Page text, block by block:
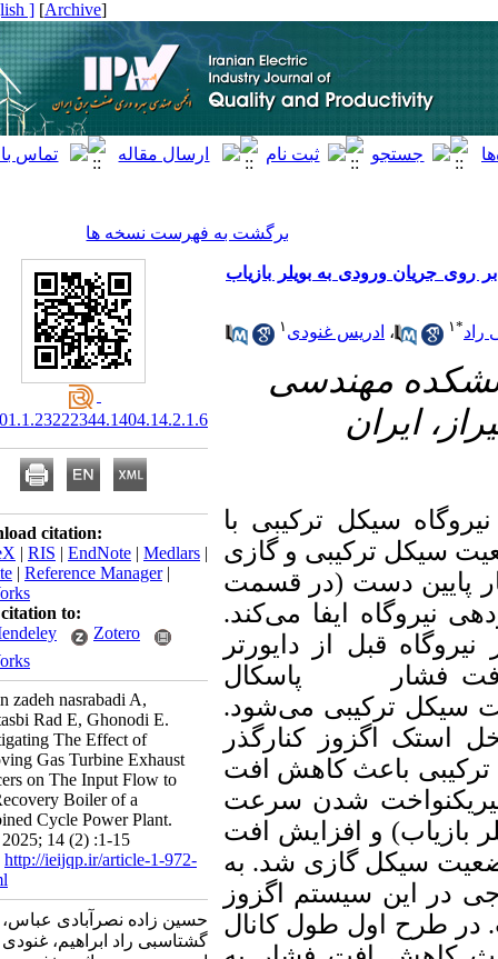
Archive
]
[ English ]
برگشت به فهرست نسخه ها
ورودی به بویلر بازیاب
،ادریس غنودی ۱
مهندسی
ایران
سیکل ترکیبی با
ترکیبی و گازی
دست (در قسمت
ایفا می‌‌کند.
قبل از دایورتر
فشار62/75 پاسکال
ترکیبی می‌‌شود.
اگزوز کنارگذر
باعث کاهش افت
شدن سرعت
و افزایش افت
سیکل گازی شد. به
این سیستم اگزوز
اول طول کانال
20.1001.1.23222344.1404.14.2.1.6
Download citation:
BibTeX |RIS|EndNote|Medlars |
ProCite|Reference Manager
RefWorks
Send citation to:
Mendeley
Zotero
RefWorks
Hosain zadeh nasrabadi A,
Goshtasbi Rad E, Ghonodi E.
Investigating The Effect of
Removing Gas Turbine Exhaust
Silencers on The Input Flow to
The Recovery Boiler of a
Combined Cycle Power Plant.
ieijqp 2025; 14 (2) :1-15
URL:http://ieijqp.ir/article-1-972-
حسین زاده نصرآبادی عباس،
گشتاسبی راد ابراهیم، غنودی